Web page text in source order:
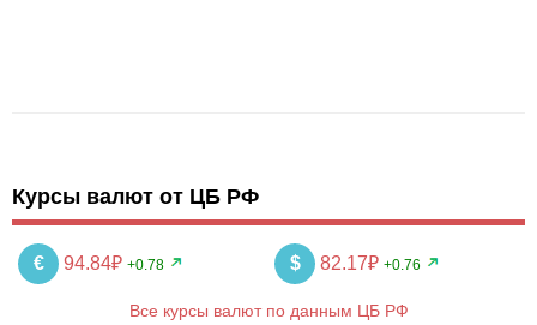
Курсы валют от ЦБ РФ
€ 94.84₽ +0.78 $ 82.17₽ +0.76
Все курсы валют по данным ЦБ РФ